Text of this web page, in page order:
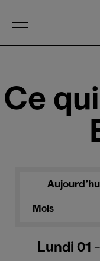
Open Menu
Ce
Mois
Lundi 01